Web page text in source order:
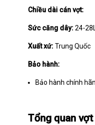
Chiều dài cán vợt:
Sức căng dây:24-
Xuất xứ:Trung Quốc
Bảo hành:
Bảo hành chính
Tổng quan